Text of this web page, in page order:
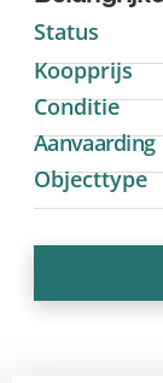
Status
Koopprijs
Conditie
Aanvaarding
Objecttype